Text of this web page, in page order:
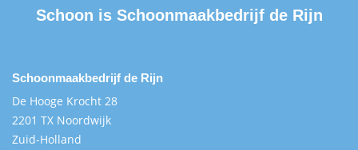
Schoon is Schoonmaakbedrijf de Rijn
Schoonmaakbedrijf de Rijn
De Hooge Krocht 28
2201 TX Noordwijk
Zuid-Holland